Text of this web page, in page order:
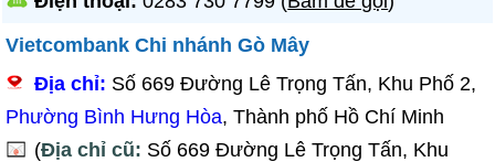
Vietcombank Chi nhánh Gò Mây
Địa chỉ: Số 669 Đường Lê Trọng Tấn, Khu Phố 2,
Phường Bình Hưng Hòa, Thành phố Hồ Chí Minh
(Địa chỉ cũ: Số 669 Đường Lê Trọng Tấn, Khu